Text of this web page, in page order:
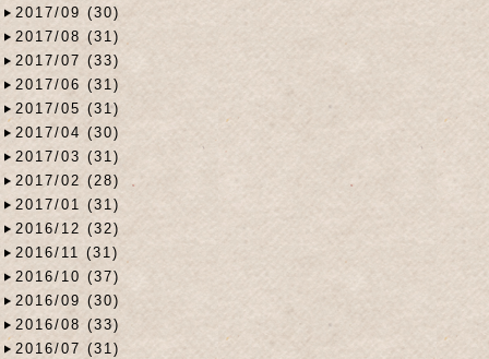
2017/09 (30)
2017/08 (31)
2017/07 (33)
2017/06 (31)
2017/05 (31)
2017/04 (30)
2017/03 (31)
2017/02 (28)
2017/01 (31)
2016/12 (32)
2016/11 (31)
2016/10 (37)
2016/09 (30)
2016/08 (33)
2016/07 (31)